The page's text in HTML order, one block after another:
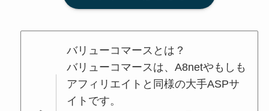
バリューコマースとは？
バリューコマースは、A8netやもしも
アフィリエイトと同様の大手ASPサ
イトです。